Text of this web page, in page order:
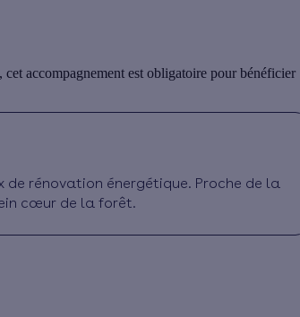
accompagnement est obligatoire pour bénéficier
rénovation énergétique. Proche de la
cœur de la forêt.